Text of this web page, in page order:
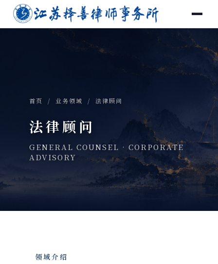
首页 / 业务领域 / 法律顾问
法律顾问
GENERAL COUNSEL · CORPORATE
ADVISORY
领域介绍